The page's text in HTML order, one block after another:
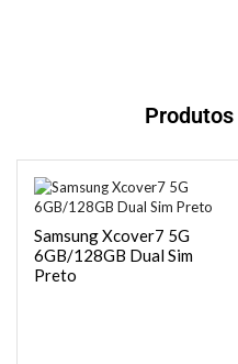
Samsung Xcover7 5G
6GB/128GB Dual Sim
Preto